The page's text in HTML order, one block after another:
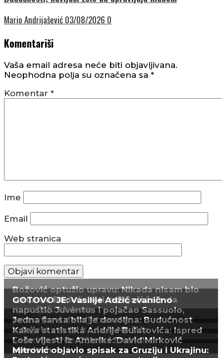
Mario Andrijašević 03/08/2026 0
Komentariši
Vaša email adresa neće biti objavljivana.
Neophodna polja su označena sa *
Komentar *
Ime
Email
Web stranica